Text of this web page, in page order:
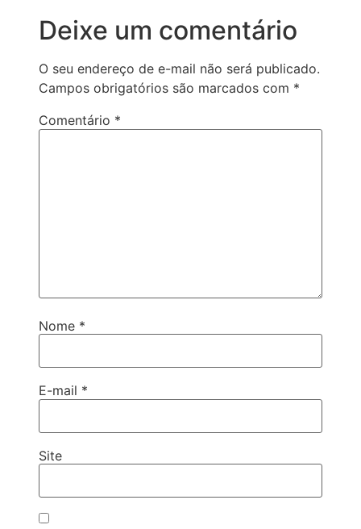
Deixe um comentário
O seu endereço de e-mail não será publicado.
Campos obrigatórios são marcados com *
Comentário *
Nome *
E-mail *
Site